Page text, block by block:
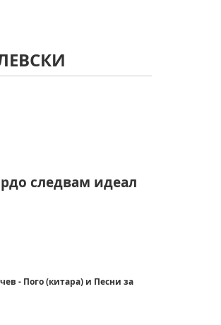
следвам идеал
- Пого (китара) и Песни за